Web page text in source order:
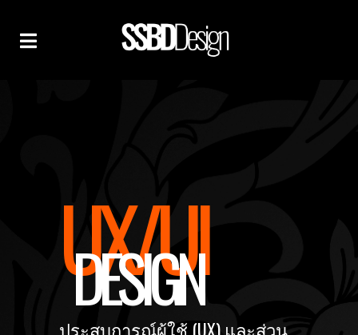
UX/UI
DESIGN
ประสบการณ์ผู้ใช้ (UX) และส่วน